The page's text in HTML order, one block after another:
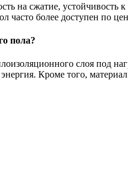
на сжатие,
более доступен по
пола?
слоя под
Кроме того,